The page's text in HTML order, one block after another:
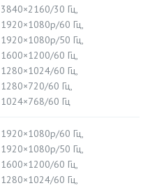
3840×2160/30 Гц,
1920×1080p/60 Гц,
1920×1080p/50 Гц,
1600×1200/60 Гц,
1280×1024/60 Гц,
1280×720/60 Гц,
1024×768/60 Гц
1920×1080p/60 Гц,
1920×1080p/50 Гц,
1600×1200/60 Гц,
1280×1024/60 Гц,